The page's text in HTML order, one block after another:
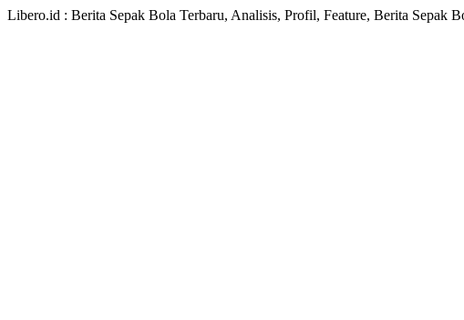
Libero.id : Berita Sepak Bola Terbaru, Analisis, Profil, Feature, Berita Sepak